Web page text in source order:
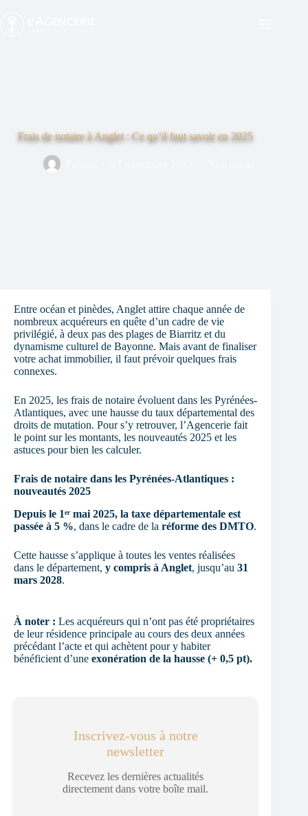
Frais de notaire à Anglet : Ce qu’il faut savoir en 2025
Entre océan et pinèdes, Anglet attire chaque année de
nombreux acquéreurs en quête d’un cadre de vie
privilégié, à deux pas des plages de Biarritz et du
dynamisme culturel de Bayonne. Mais avant de finaliser
votre achat immobilier, il faut prévoir quelques frais
connexes.
En 2025, les frais de notaire évoluent dans les Pyrénées-
Atlantiques, avec une hausse du taux départemental des
droits de mutation. Pour s’y retrouver, l’Agencerie fait
le point sur les montants, les nouveautés 2025 et les
astuces pour bien les calculer.
Frais de notaire dans les Pyrénées-Atlantiques :
nouveautés 2025
Depuis le 1ᵉʳ mai 2025, la taxe départementale est
passée à 5 %, dans le cadre de la réforme des DMTO.
Cette hausse s’applique à toutes les ventes réalisées
dans le département, y compris à Anglet, jusqu’au 31
mars 2028.
À noter : Les acquéreurs qui n’ont pas été propriétaires
de leur résidence principale au cours des deux années
précédant l’acte et qui achètent pour y habiter
bénéficient d’une exonération de la hausse (+ 0,5 pt).
Inscrivez-vous à notre
newsletter
Recevez les dernières actualités
directement dans votre boîte mail.